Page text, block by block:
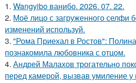
1. Wangyibo ванибо. 2026. 07. 22.
2. Моё лицо с загруженного селфи
изменений используй.
3. "Рома Приехал в Ростов":
познакомила любовника с отцом.
4. Андрей Малахов трогательно
перед камерой, вызвав умиление у